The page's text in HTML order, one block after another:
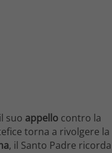
suo appello contro la
torna a rivolgere la
, il Santo Padre ricorda